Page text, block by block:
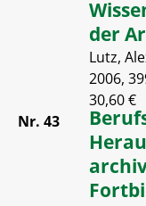
der
Lutz,
2006,
30,60 €
Nr. 43